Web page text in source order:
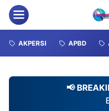
Menu
AKPERSI APBD
📢
BPBD-DAMKAR